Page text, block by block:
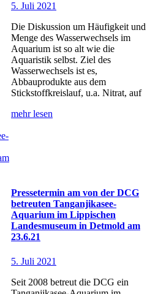
5. Juli 2021
Die Diskussion um Häufigkeit und
Menge des Wasserwechsels im
Aquarium ist so alt wie die
Aquaristik selbst. Ziel des
Wasserwechsels ist es,
Abbauprodukte aus dem
Stickstoffkreislauf, u.a. Nitrat, auf
mehr lesen
Pressetermin am von der DCG
betreuten Tanganjikasee-
Aquarium im Lippischen
Landesmuseum in Detmold am
23.6.21
5. Juli 2021
Seit 2008 betreut die DCG ein